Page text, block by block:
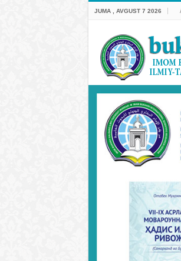
JUMA , AVGUST 7 2026